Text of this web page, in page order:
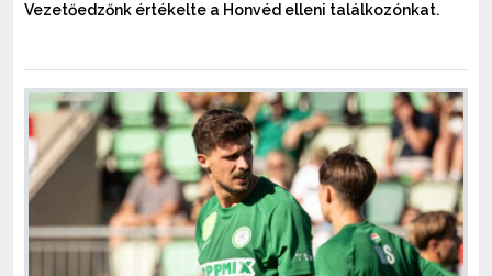
Vezetőedzőnk értékelte a Honvéd elleni találkozónkat.